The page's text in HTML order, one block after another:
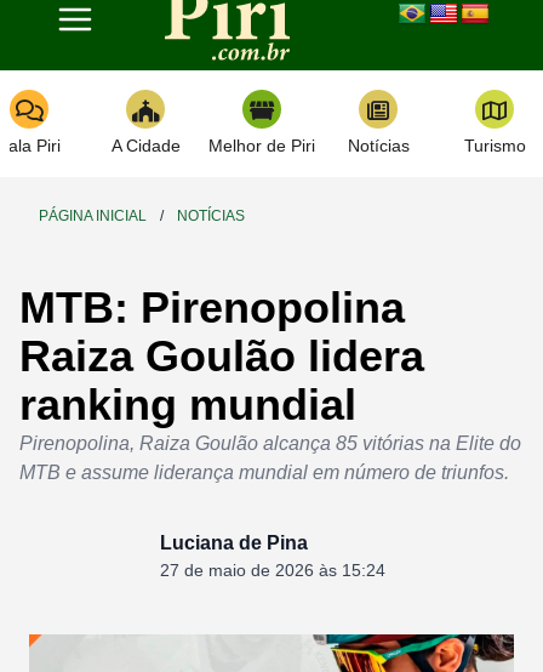
Toggle navigation
Piri A Cidade Melhor de Piri Notícias Turismo
PÁGINA INICIAL / NOTÍCIAS
MTB: Pirenopolina
Raiza Goulão lidera
ranking mundial
Pirenopolina, Raiza Goulão alcança 85 vitórias na Elite do
MTB e assume liderança mundial em número de triunfos.
Luciana de Pina
27 de maio de 2026 às 15:24